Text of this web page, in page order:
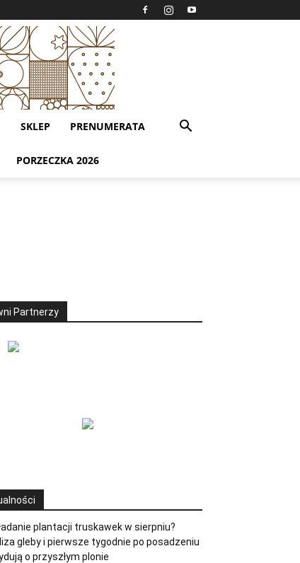
SKLEP PRENUMERATA
PORZECZKA 2026
Partnerzy
plantacji truskawek w sierpniu?
gleby i pierwsze tygodnie po posadzeniu
o przyszłym plonie